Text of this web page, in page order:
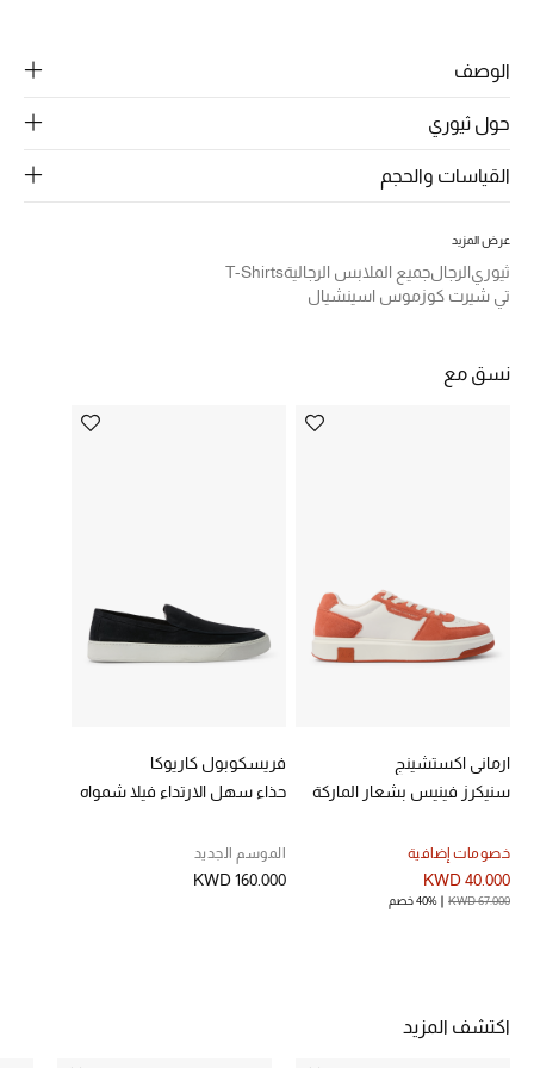
الأطفال
مستلزمات المنزل
النساء
ما وصلنا حديثاً
حصريًا عبر الإنترنت
جميع إصدارتنا النسائية
تشكيلة المناسبات للنساء
الملابس الرياضية النسائية
الوصف
حول ثيوري
القياسات والحجم
عرض المزيد
ثيوريالرجالجميع الملابس الرجاليةT-Shirts
تي شيرت كوزموس اسينشيال
نسق مع
ارماني اكستشينج
سنيكرز فينيس بشعار الماركة
خصومات إضافية
KWD 40.000
KWD 67.000 40% خصم
فريسكوبول كاريوكا
حذاء سهل الارتداء فيلا شمواه
الموسم الجديد
KWD 160.000
اكتشف المزيد